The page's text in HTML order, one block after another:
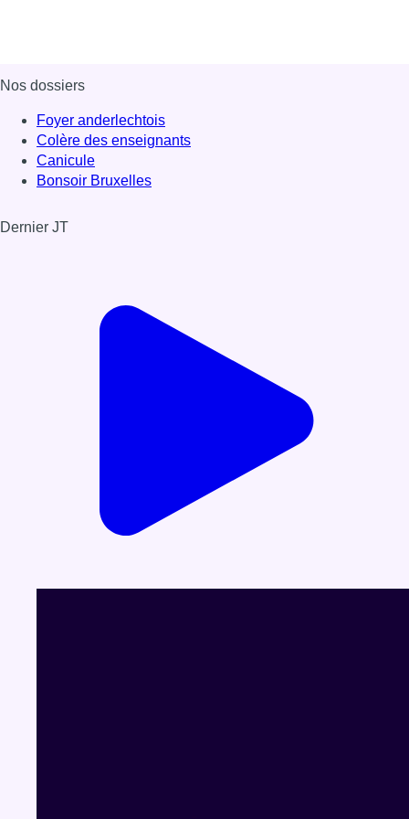
Nos dossiers
Foyer anderlechtois
Colère des enseignants
Canicule
Bonsoir Bruxelles
Dernier JT